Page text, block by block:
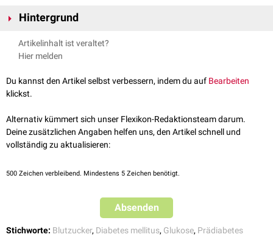
Hintergrund
Die gestörte Nüchternglukose ist ein Zeichen für das Vorliegen eines
, der als larviertes "Vorstadium" eines
mellitus Typ 2
übergehen, wenn der Patient seinen Lebensstil nicht
verändert. Das Risiko für eine Konversion beträgt über 10 Jahre rund
Artikelinhalt ist veraltet?
Hier melden
Du kannst den Artikel selbst verbessern, indem du auf Bearbeiten
klickst.
Alternativ kümmert sich unser Flexikon-Redaktionsteam darum.
Deine zusätzlichen Angaben helfen uns, den Artikel schnell und
vollständig zu aktualisieren:
500 Zeichen verbleibend. Mindestens 5 Zeichen benötigt.
Absenden
Stichworte: Blutzucker, Diabetes mellitus, Glukose, Prädiabetes